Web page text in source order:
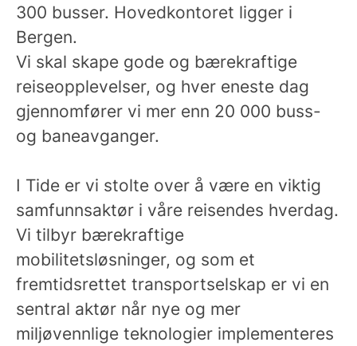
300 busser. Hovedkontoret ligger i
Bergen.
Vi skal skape gode og bærekraftige
reiseopplevelser, og hver eneste dag
gjennomfører vi mer enn 20 000 buss-
og baneavganger.
I Tide er vi stolte over å være en viktig
samfunnsaktør i våre reisendes hverdag.
Vi tilbyr bærekraftige
mobilitetsløsninger, og som et
fremtidsrettet transportselskap er vi en
sentral aktør når nye og mer
miljøvennlige teknologier implementeres